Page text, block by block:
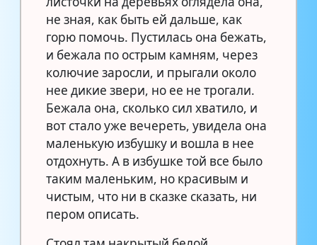
не зная, как быть ей дальше, как
горю помочь. Пустилась она бежать,
и бежала по острым камням, через
колючие заросли, и прыгали около
нее дикие звери, но ее не трогали.
Бежала она, сколько сил хватило, и
вот стало уже вечереть, увидела она
маленькую избушку и вошла в нее
отдохнуть. А в избушке той все было
таким маленьким, но красивым и
чистым, что ни в сказке сказать, ни
пером описать.